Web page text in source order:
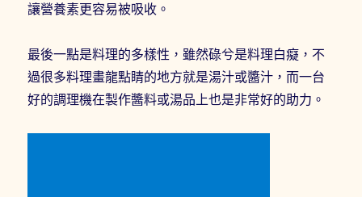
讓營養素更容易被吸收。
最後一點是料理的多樣性，雖然碌兮是料理白癡，不
過很多料理畫龍點睛的地方就是湯汁或醬汁，而一台
好的調理機在製作醬料或湯品上也是非常好的助力。